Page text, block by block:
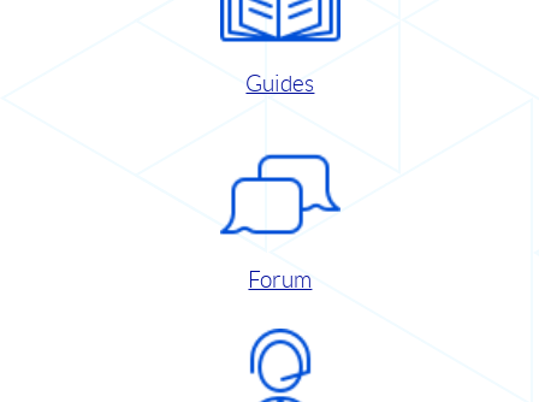
Guides
Forum